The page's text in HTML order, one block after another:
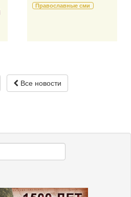
Православные сми
Все новости